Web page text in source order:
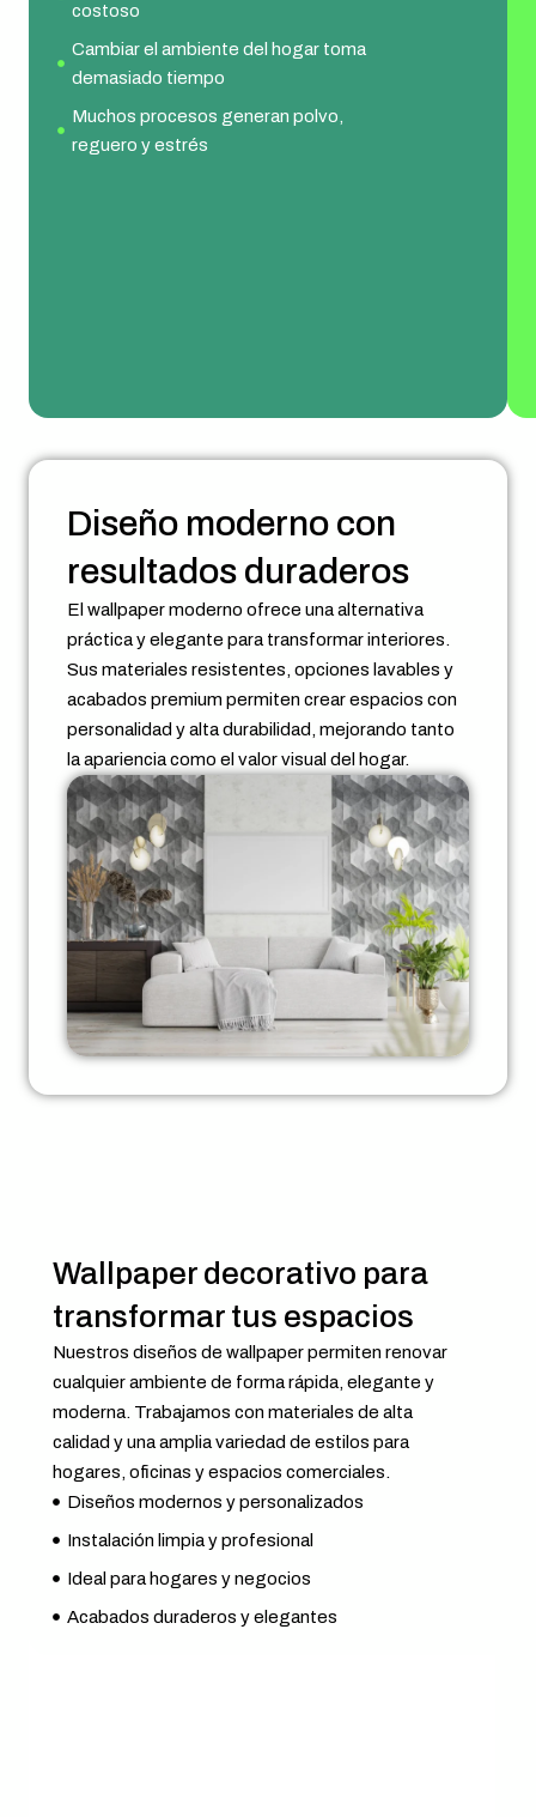
costoso
Cambiar el ambiente del hogar toma
demasiado tiempo
Muchos procesos generan polvo,
reguero y estrés
Diseño moderno con
resultados duraderos
El wallpaper moderno ofrece una alternativa
práctica y elegante para transformar interiores.
Sus materiales resistentes, opciones lavables y
acabados premium permiten crear espacios con
personalidad y alta durabilidad, mejorando tanto
la apariencia como el valor visual del hogar.
Wallpaper decorativo para
transformar tus espacios
Nuestros diseños de wallpaper permiten renovar
cualquier ambiente de forma rápida, elegante y
moderna. Trabajamos con materiales de alta
calidad y una amplia variedad de estilos para
hogares, oficinas y espacios comerciales.
Diseños modernos y personalizados
Instalación limpia y profesional
Ideal para hogares y negocios
Acabados duraderos y elegantes